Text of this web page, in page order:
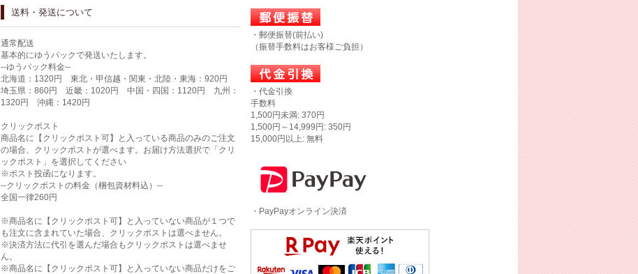
送料・発送について
通常配送
基本的にゆうパックで発送いたします。
--ゆうパック料金--
北海道：1320円 東北・甲信越・関東・北陸・東海：920円
埼玉県：860円 近畿：1020円 中国・四国：1120円 九州：
1320円 沖縄：1420円
クリックポスト
商品名に【クリックポスト可】と入っている商品のみのご注文
の場合、クリックポストが選べます。お届け方法選択で「クリ
ックポスト」を選択してください
※ポスト投函になります。
--クリックポストの料金（梱包資材料込）--
全国一律260円
※商品名に【クリックポスト可】と入っていない商品が１つで
も注文に含まれていた場合、クリックポストは選べません。
※決済方法に代引を選んだ場合もクリックポストは選べませ
ん。
※商品名に【クリックポスト可】と入っていない商品だけをご
・郵便振替(前払い)
（振替手数料はお客様ご負担）
・代金引換
手数料
1,500円未満: 370円
1,500円～14,999円: 350円
15,000円以上: 無料
・PayPayオンライン決済